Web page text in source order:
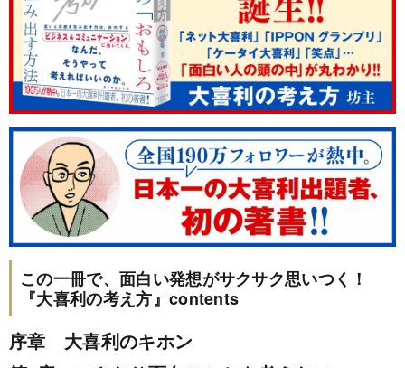
この一冊で、面白い発想がサクサク思いつく！
『大喜利の考え方』contents
序章 大喜利のキホン